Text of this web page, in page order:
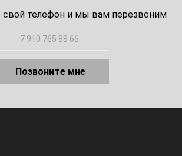
свой телефон и мы вам перезвоним
Позвоните мне